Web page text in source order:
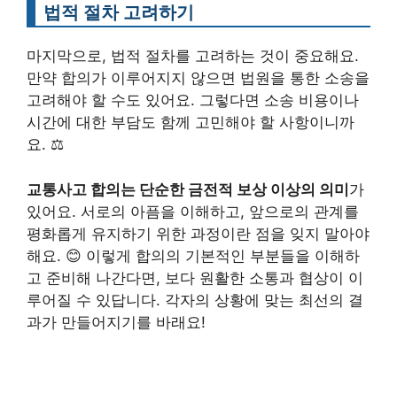
법적 절차 고려하기
마지막으로, 법적 절차를 고려하는 것이 중요해요.
만약 합의가 이루어지지 않으면 법원을 통한 소송을
고려해야 할 수도 있어요. 그렇다면 소송 비용이나
시간에 대한 부담도 함께 고민해야 할 사항이니까
요. ⚖️
교통사고 합의는 단순한 금전적 보상 이상의 의미가
있어요. 서로의 아픔을 이해하고, 앞으로의 관계를
평화롭게 유지하기 위한 과정이란 점을 잊지 말아야
해요. 😊 이렇게 합의의 기본적인 부분들을 이해하
고 준비해 나간다면, 보다 원활한 소통과 협상이 이
루어질 수 있답니다. 각자의 상황에 맞는 최선의 결
과가 만들어지기를 바래요!